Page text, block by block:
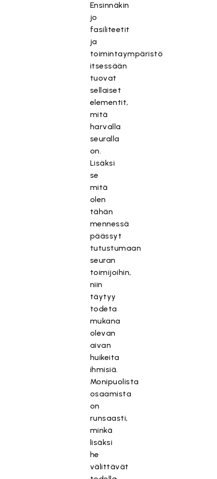
Ensinnäkin
jo
fasiliteetit
ja
toimintaympäristö
itsessään
tuovat
sellaiset
elementit,
mitä
harvalla
seuralla
on.
Lisäksi
se
mitä
olen
tähän
mennessä
päässyt
tutustumaan
seuran
toimijoihin,
niin
täytyy
todeta
mukana
olevan
aivan
huikeita
ihmisiä.
Monipuolista
osaamista
on
runsaasti,
minkä
lisäksi
he
välittävät